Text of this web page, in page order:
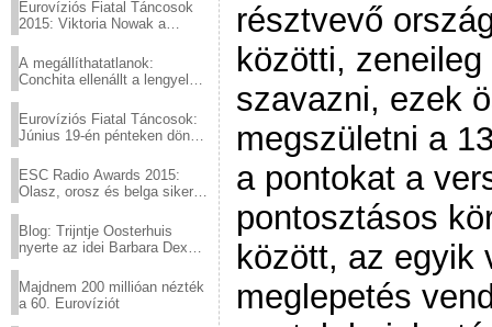
Eurovíziós Fiatal Táncosok
2015: Viktoria Nowak a
A megállíthatatlanok:
Conchita ellenállt a lengyel
Eurovíziós Fiatal Táncosok:
Június 19-én pénteken döntő
ESC Radio Awards 2015:
Olasz, orosz és belga siker,
Blog: Trijntje Oosterhuis
nyerte az idei Barbara Dex
Majdnem 200 millióan nézték
a 60. Eurovíziót
résztvevő
közötti,
szavazni, ezek
megszületni a
a pontokat a
pontosztásos
között, az egyik
meglepetés